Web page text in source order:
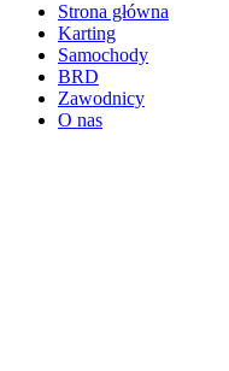
Strona główna
Karting
Samochody
BRD
Zawodnicy
O nas